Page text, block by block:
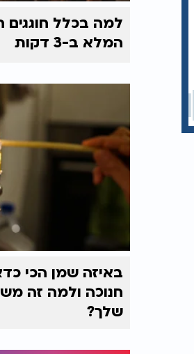
למה בכלל חוגגים
המלא ב-3 דקות
באיזה שמן הכי
חנוכה ולמה זה
שלך?